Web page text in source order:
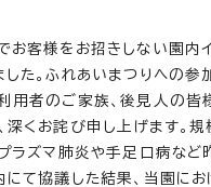
お客様をお招きしない園内
た。ふれあいまつりへの参
用者のご家族、後見人の皆
深くお詫び申し上げます。
プラズマ肺炎や手足口病な
にて協議した結果、当園に